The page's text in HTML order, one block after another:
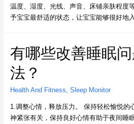
温度、湿度、光线、声音、床铺亲肤程度
予宝宝最舒适的状态，让宝宝能够很好地入
有哪些改善睡眠
法？
Health And Fitness Sleep Monitor
1.调整心情，释放压力。 保持轻松愉悦的
神紧张有关，保持良好心情有助于夜间睡